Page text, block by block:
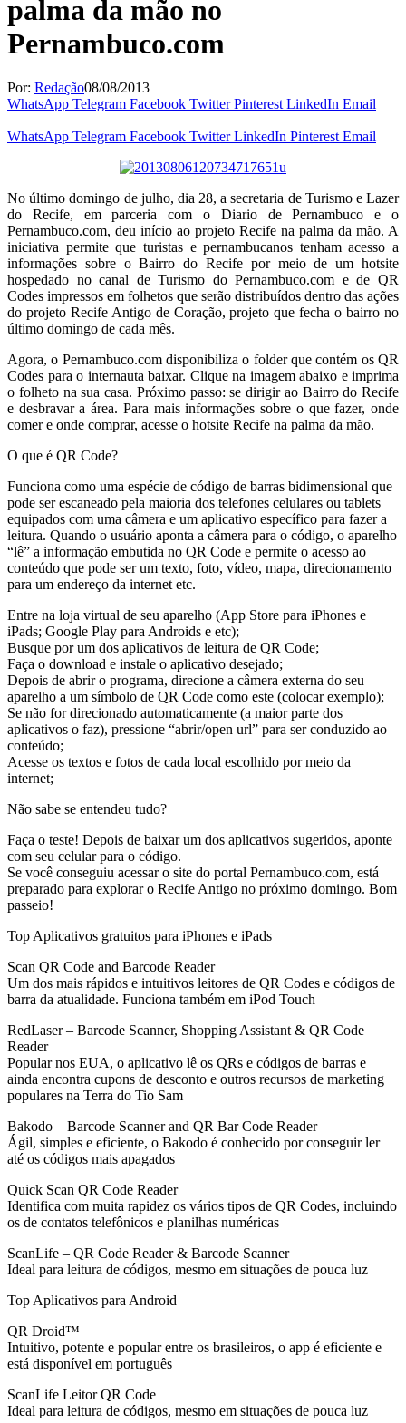
palma da mão no
Pernambuco.com
Por: Redação08/08/2013
WhatsApp Telegram Facebook Twitter Pinterest LinkedIn Email
WhatsApp Telegram Facebook Twitter LinkedIn Pinterest Email
No último domingo de julho, dia 28, a secretaria de Turismo e Lazer
do Recife, em parceria com o Diario de Pernambuco e o
Pernambuco.com, deu início ao projeto Recife na palma da mão. A
iniciativa permite que turistas e pernambucanos tenham acesso a
informações sobre o Bairro do Recife por meio de um hotsite
hospedado no canal de Turismo do Pernambuco.com e de QR
Codes impressos em folhetos que serão distribuídos dentro das ações
do projeto Recife Antigo de Coração, projeto que fecha o bairro no
último domingo de cada mês.
Agora, o Pernambuco.com disponibiliza o folder que contém os QR
Codes para o internauta baixar. Clique na imagem abaixo e imprima
o folheto na sua casa. Próximo passo: se dirigir ao Bairro do Recife
e desbravar a área. Para mais informações sobre o que fazer, onde
comer e onde comprar, acesse o hotsite Recife na palma da mão.
O que é QR Code?
Funciona como uma espécie de código de barras bidimensional que
pode ser escaneado pela maioria dos telefones celulares ou tablets
equipados com uma câmera e um aplicativo específico para fazer a
leitura. Quando o usuário aponta a câmera para o código, o aparelho
“lê” a informação embutida no QR Code e permite o acesso ao
conteúdo que pode ser um texto, foto, vídeo, mapa, direcionamento
para um endereço da internet etc.
Entre na loja virtual de seu aparelho (App Store para iPhones e
iPads; Google Play para Androids e etc);
Busque por um dos aplicativos de leitura de QR Code;
Faça o download e instale o aplicativo desejado;
Depois de abrir o programa, direcione a câmera externa do seu
aparelho a um símbolo de QR Code como este (colocar exemplo);
Se não for direcionado automaticamente (a maior parte dos
aplicativos o faz), pressione “abrir/open url” para ser conduzido ao
conteúdo;
Acesse os textos e fotos de cada local escolhido por meio da
internet;
Não sabe se entendeu tudo?
Faça o teste! Depois de baixar um dos aplicativos sugeridos, aponte
com seu celular para o código.
Se você conseguiu acessar o site do portal Pernambuco.com, está
preparado para explorar o Recife Antigo no próximo domingo. Bom
passeio!
Top Aplicativos gratuitos para iPhones e iPads
Scan QR Code and Barcode Reader
Um dos mais rápidos e intuitivos leitores de QR Codes e códigos de
barra da atualidade. Funciona também em iPod Touch
RedLaser – Barcode Scanner, Shopping Assistant & QR Code
Reader
Popular nos EUA, o aplicativo lê os QRs e códigos de barras e
ainda encontra cupons de desconto e outros recursos de marketing
populares na Terra do Tio Sam
Bakodo – Barcode Scanner and QR Bar Code Reader
Ágil, simples e eficiente, o Bakodo é conhecido por conseguir ler
até os códigos mais apagados
Quick Scan QR Code Reader
Identifica com muita rapidez os vários tipos de QR Codes, incluindo
os de contatos telefônicos e planilhas numéricas
ScanLife – QR Code Reader & Barcode Scanner
Ideal para leitura de códigos, mesmo em situações de pouca luz
Top Aplicativos para Android
QR Droid™
Intuitivo, potente e popular entre os brasileiros, o app é eficiente e
está disponível em português
ScanLife Leitor QR Code
Ideal para leitura de códigos, mesmo em situações de pouca luz